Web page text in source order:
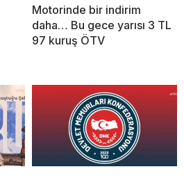
Motorinde bir indirim
daha… Bu gece yarısı 3 TL
97 kuruş ÖTV